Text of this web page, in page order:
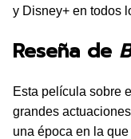
y Disney+ en todos
Reseña de
Esta película sobre
grandes
una época en la